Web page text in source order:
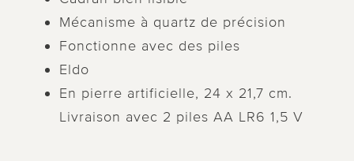
Mécanisme à quartz de précision
Fonctionne avec des piles
Eldo
En pierre artificielle, 24 x 21,7 cm.
Livraison avec 2 piles AA LR6 1,5 V